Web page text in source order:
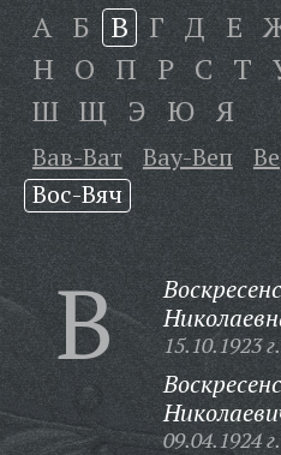
А Б В Г Д Е
Н О П Р С Т
Ш Щ Э Ю Я
Вав-Ват Вау-Веп
Вос-Вяч
В 15.10.1923
09.04.1924